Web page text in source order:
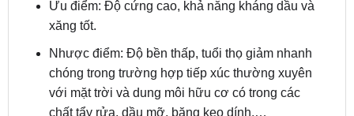
Nhược điểm: Độ bền thấp, tuổi thọ giảm nhanh
chóng trong trường hợp tiếp xúc thường xuyên
với mặt trời và dung môi hữu cơ có trong các
chất tẩy rửa, dầu mỡ, băng keo dính,…